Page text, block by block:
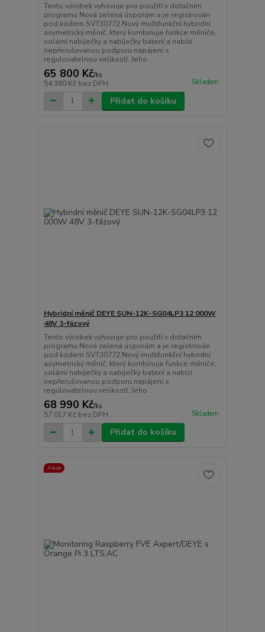
Tento výrobek vyhovuje pro použití v dotačním
programu Nová zelená úsporám a je registrován
pod kódem SVT30772.Nový multifunkční hybridní
asymetrický měnič, který kombinuje funkce měniče,
solární nabíječky a nabíječky baterií a nabízí
nepřerušovanou podporu napájení s
regulovatelnou velikostí. Jeho ...
65 800 Kč/ks
54 380 Kč bez DPH Skladem
Přidat do košíku
Hybridní měnič DEYE SUN-12K-SG04LP3 12 000W
48V 3-fázový
Tento výrobek vyhovuje pro použití v dotačním
programu Nová zelená úsporám a je registrován
pod kódem SVT30772.Nový multifunkční hybridní
asymetrický měnič, který kombinuje funkce měniče,
solární nabíječky a nabíječky baterií a nabízí
nepřerušovanou podporu napájení s
regulovatelnou velikostí. Jeho ...
68 990 Kč/ks
57 017 Kč bez DPH Skladem
Přidat do košíku
Akce